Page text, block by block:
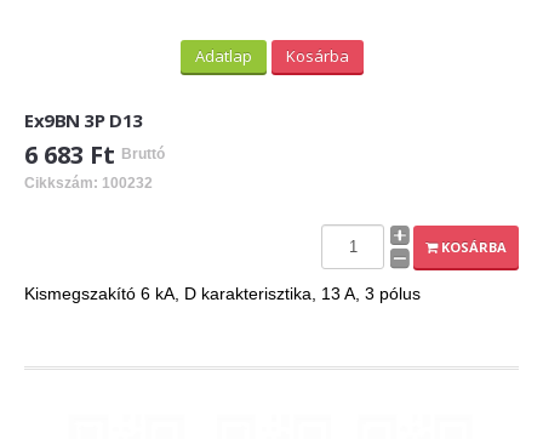
Adatlap Kosárba
Ex9BN 3P D13
6 683 Ft Bruttó
Cikkszám: 100232
KOSÁRBA
Kismegszakító 6 kA, D karakterisztika, 13 A, 3 pólus